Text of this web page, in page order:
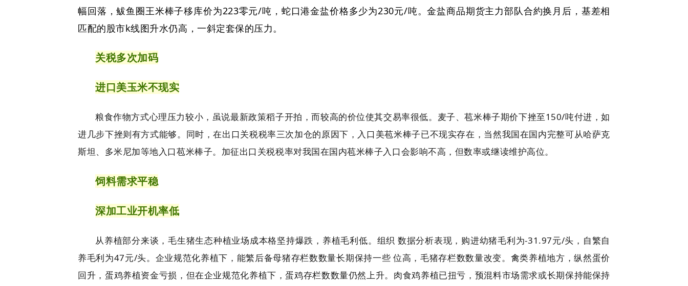
幅回落，鲅鱼圈王米棒子移库价为223零元/吨，蛇口港金盐价格多少为230元/吨。金盐商品期货主力部队合約换月后，基差相
匹配的股市k线图升水仍高，一斜定套保的压力。
关税多次加码
进口美玉米不现实
粮食作物方式心理压力较小，虽说最新政策稻子开拍，而较高的价位使其交易率很低。麦子、苞米棒子期价下挫至150/吨付进，如
进几步下挫则有方式能够。同时，在出口关税税率三次加仓的原因下，入口美苞米棒子已不现实存在，当然我国在国内完整可从哈萨克
斯坦、多米尼加等地入口苞米棒子。加征出口关税税率对我国在国内苞米棒子入口会影响不高，但数率或继读维护高位。
饲料需求平稳
深加工业开机率低
从养植部分来谈，毛生猪生态种植业场成本格坚持爆跌，养植毛利低。组织 数据分析表现，购进幼猪毛利为-31.97元/头，自繁自
养毛利为47元/头。企业规范化养植下，能繁后备母猪存栏数数量长期保持一些 位高，毛猪存栏数数量改变。禽类养植地方，纵然蛋价
回升，蛋鸡养植资金亏损，但在企业规范化养植下，蛋鸡存栏数数量仍然上升。肉食鸡养植已扭亏，预混料市场需求或长期保持能保持